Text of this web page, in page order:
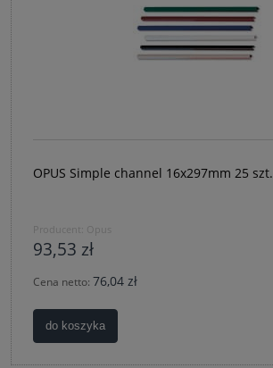
OPUS Simple channel 16x297mm 25 szt.
Producent: Opus
93,53 zł
Cena netto: 76,04 zł
do koszyka